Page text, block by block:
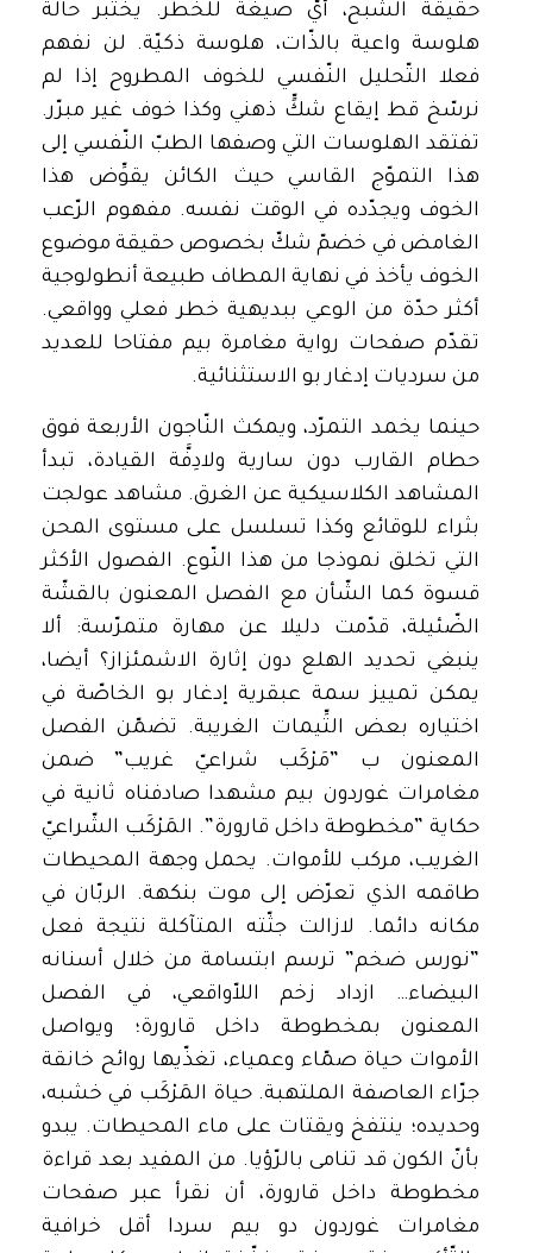
حقيقة الشّبح، أيّ صيغة للخطر. يختبر حالة
هلوسة واعية بالذّات، هلوسة ذكيّة. لن نفهم
فعلا التّحليل النّفسي للخوف المطروح إذا لم
نرسّخ قط إيقاع شكٍّ ذهني وكذا خوف غير مبرّر.
تفتقد الهلوسات التي وصفها الطبّ النّفسي إلى
هذا التموّج القاسي حيث الكائن يقوِّض هذا
الخوف ويجدّده في الوقت نفسه. مفهوم الرّعب
الغامض في خضمّ شكّ بخصوص حقيقة موضوع
الخوف يأخذ في نهاية المطاف طبيعة أنطولوجية
أكثر حدّة من الوعي ببديهية خطر فعلي وواقعي.
تقدّم صفحات رواية مغامرة بيم مفتاحا للعديد
من سرديات إدغار بو الاستثنائية.
حينما يخمد التمرّد، ويمكث النّاجون الأربعة فوق
حطام القارب دون سارية ولادِفَّة القيادة، تبدأ
المشاهد الكلاسيكية عن الغرق. مشاهد عولجت
بثراء للوقائع وكذا تسلسل على مستوى المحن
التي تخلق نموذجا من هذا النّوع. الفصول الأكثر
قسوة كما الشّأن مع الفصل المعنون بالقشّة
الضّئيلة، قدّمت دليلا عن مهارة متمرّسة: ألا
ينبغي تحديد الهلع دون إثارة الاشمئزاز؟ أيضا،
يمكن تمييز سمة عبقرية إدغار بو الخاصّة في
اختياره بعض التِّيمات الغريبة. تضمّن الفصل
المعنون ب ”مَرْكَب شراعيّ غريب” ضمن
مغامرات غوردون بيم مشهدا صادفناه ثانية في
حكاية ”مخطوطة داخل قارورة”. المَرْكَب الشّراعيّ
الغريب، مركب للأموات. يحمل وجهة المحيطات
طاقمه الذي تعرّض إلى موت بنكهة. الربّان في
مكانه دائما. لازالت جثّته المتآكلة نتيجة فعل
”نورس ضخم” ترسم ابتسامة من خلال أسنانه
البيضاء… ازداد زخم اللاّواقعي، في الفصل
المعنون بمخطوطة داخل قارورة؛ ويواصل
الأموات حياة صمّاء وعمياء، تغذّيها روائح خانقة
جرّاء العاصفة الملتهبة. حياة المَرْكَب في خشبه،
وحديده؛ ينتفخ ويقتات على ماء المحيطات. يبدو
بأنّ الكون قد تنامى بالرّؤيا. من المفيد بعد قراءة
مخطوطة داخل قارورة، أن نقرأ عبر صفحات
مغامرات غوردون دو بيم سردا أقل خرافية